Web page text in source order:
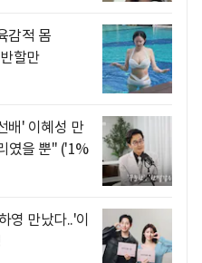
감적 몸
할만
배' 이혜성 만
였을 뿐" ('1%
영 만났다..'이